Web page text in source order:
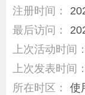
注册时间：
最后访问：
上次活动时间：
上次发表时间：
所在时区：
使